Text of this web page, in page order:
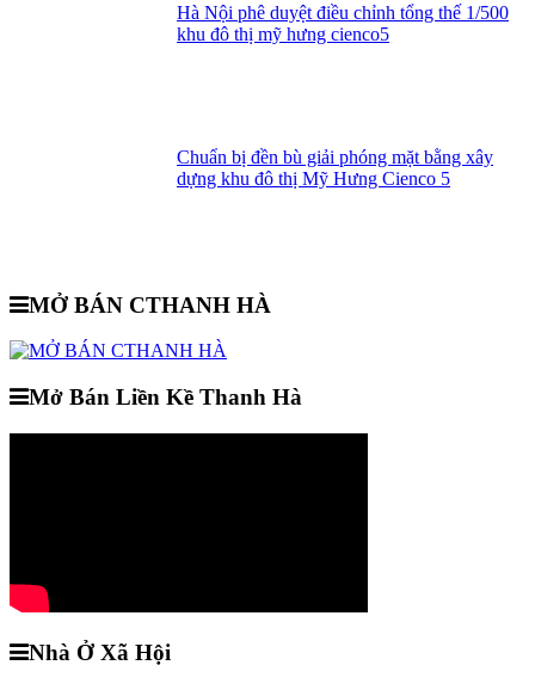
Hà Nội phê duyệt điều chỉnh tổng thế 1/500
khu đô thị mỹ hưng cienco5
Chuẩn bị đền bù giải phóng mặt bằng xây
dựng khu đô thị Mỹ Hưng Cienco 5
MỞ BÁN CTHANH HÀ
Mở Bán Liền Kề Thanh Hà
Nhà Ở Xã Hội